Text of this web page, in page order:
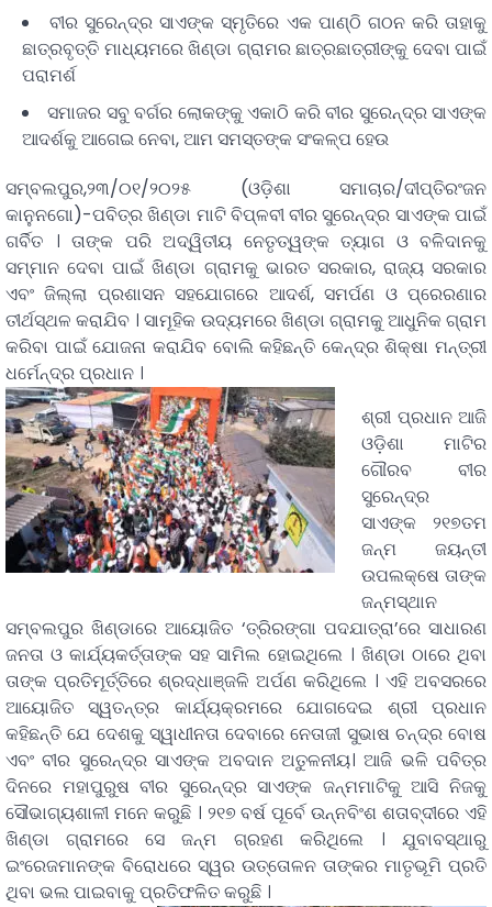
ବୀର ସୁରେନ୍ଦ୍ର ସାଏଙ୍କ ସ୍ମୃତିରେ ଏକ ପାଣ୍ଠି ଗଠନ କରି ତାହାକୁ
ଛାତ୍ରବୃତ୍ତି ମାଧ୍ୟମରେ ଖିଣ୍ଡା ଗ୍ରାମର ଛାତ୍ରଛାତ୍ରୀଙ୍କୁ ଦେବା ପାଇଁ
ପରାମର୍ଶ
ସମାଜର ସବୁ ବର୍ଗର ଲୋକଙ୍କୁ ଏକାଠି କରି ବୀର ସୁରେନ୍ଦ୍ର ସାଏଙ୍କ
ଆଦର୍ଶକୁ ଆଗେଇ ନେବା, ଆମ ସମସ୍ତଙ୍କ ସଂକଳ୍ପ ହେଉ
ସମ୍ବଲପୁର,୨୩/୦୧/୨୦୨୫ (ଓଡ଼ିଶା ସମାଚାର/ଦୀପ୍ତିରଂଜନ
କାନୁନଗୋ)-ପବିତ୍ର ଖିଣ୍ଡା ମାଟି ବିପ୍ଳବୀ ବୀର ସୁରେନ୍ଦ୍ର ସାଏଙ୍କ ପାଇଁ
ଗର୍ବିତ । ତାଙ୍କ ପରି ଅଦ୍ୱିତୀୟ ନେତୃତ୍ୱଙ୍କ ତ୍ୟାଗ ଓ ବଳିଦାନକୁ
ସମ୍ମାନ ଦେବା ପାଇଁ ଖିଣ୍ଡା ଗ୍ରାମକୁ ଭାରତ ସରକାର, ରାଜ୍ୟ ସରକାର
ଏବଂ ଜିଲ୍ଲା ପ୍ରଶାସନ ସହଯୋଗରେ ଆଦର୍ଶ, ସମର୍ପଣ ଓ ପ୍ରେରଣାର
ତୀର୍ଥସ୍ଥଳ କରାଯିବ । ସାମୂହିକ ଉଦ୍ୟମରେ ଖିଣ୍ଡା ଗ୍ରାମକୁ ଆଧୁନିକ ଗ୍ରାମ
କରିବା ପାଇଁ ଯୋଜନା କରାଯିବ ବୋଲି କହିଛନ୍ତି କେନ୍ଦ୍ର ଶିକ୍ଷା ମନ୍ତ୍ରୀ
ଧର୍ମେନ୍ଦ୍ର ପ୍ରଧାନ ।
ଶ୍ରୀ ପ୍ରଧାନ ଆଜି
ଓଡ଼ିଶା ମାଟିର
ଗୌରବ ବୀର
ସୁରେନ୍ଦ୍ର
ସାଏଙ୍କ ୨୧୭ତମ
ଜନ୍ମ ଜୟନ୍ତୀ
ଉପଲକ୍ଷେ ତାଙ୍କ
ଜନ୍ମସ୍ଥାନ
ସମ୍ବଲପୁର ଖିଣ୍ଡାରେ ଆୟୋଜିତ ‘ତ୍ରିରଙ୍ଗା ପଦଯାତ୍ରା’ରେ ସାଧାରଣ
ଜନତା ଓ କାର୍ଯ୍ୟକର୍ତ୍ତାଙ୍କ ସହ ସାମିଲ ହୋଇଥିଲେ । ଖିଣ୍ଡା ଠାରେ ଥିବା
ତାଙ୍କ ପ୍ରତିମୂର୍ତ୍ତିରେ ଶ୍ରଦ୍ଧାଞ୍ଜଳି ଅର୍ପଣ କରିଥିଲେ । ଏହି ଅବସରରେ
ଆୟୋଜିତ ସ୍ୱତନ୍ତ୍ର କାର୍ଯ୍ୟକ୍ରମରେ ଯୋଗଦେଇ ଶ୍ରୀ ପ୍ରଧାନ
କହିଛନ୍ତି ଯେ ଦେଶକୁ ସ୍ୱାଧୀନତା ଦେବାରେ ନେତାଜୀ ସୁଭାଷ ଚନ୍ଦ୍ର ବୋଷ
ଏବଂ ବୀର ସୁରେନ୍ଦ୍ର ସାଏଙ୍କ ଅବଦାନ ଅତୁଳନୀୟ। ଆଜି ଭଳି ପବିତ୍ର
ଦିନରେ ମହାପୁରୁଷ ବୀର ସୁରେନ୍ଦ୍ର ସାଏଙ୍କ ଜନ୍ମମାଟିକୁ ଆସି ନିଜକୁ
ସୌଭାଗ୍ୟଶାଳୀ ମନେ କରୁଛି । ୨୧୭ ବର୍ଷ ପୂର୍ବେ ଉନ୍ନବିଂଶ ଶତାବ୍ଦୀରେ ଏହି
ଖିଣ୍ଡା ଗ୍ରାମରେ ସେ ଜନ୍ମ ଗ୍ରହଣ କରିଥିଲେ । ଯୁବାବସ୍ଥାରୁ
ଇଂରେଜମାନଙ୍କ ବିରୋଧରେ ସ୍ୱର ଉତ୍ତୋଳନ ତାଙ୍କର ମାତୃଭୂମି ପ୍ରତି
ଥିବା ଭଲ ପାଇବାକୁ ପ୍ରତିଫଳିତ କରୁଛି ।